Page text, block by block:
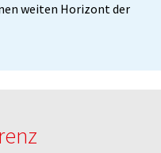
weiten Horizont der